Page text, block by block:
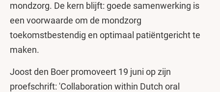
mondzorg. De kern blijft: goede samenwerking is
een voorwaarde om de mondzorg
toekomstbestendig en optimaal patiëntgericht te
maken.
Joost den Boer promoveert 19 juni op zijn
proefschrift: 'Collaboration within Dutch oral